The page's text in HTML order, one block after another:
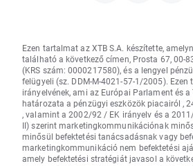
Ezen tartalmat az XTB S.A. készítette,
található a következő címen, Prosta 67, 00-
(KRS szám: 0000217580), és a lengyel
felügyeli (sz. DDM-M-4021-57-1/2005).
irányelvének, ami az Európai Parlament és
határozata a pénzügyi eszközök piacairól ,
, valamint a 2002/92 / EK irányelv és a
II) szerint marketingkommunikációnak
minősül befektetési tanácsadásnak vagy
marketingkommunikáció nem befektetési
amely befektetési stratégiát javasol a